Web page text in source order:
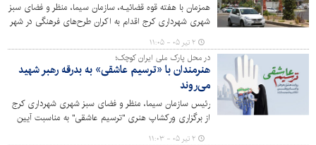
همزمان با هفته قوه قضائیـه، سازمان سیما، منظر و فضای سبز
شهری شهرداری کرج اقدام به اکران طرح‌های فرهنگی در شهر
کرج کرده است.
۲ تیر ۰۵ - ۱۱:۰۵
در محل پارک ملی ایران کوچک؛
هنرمندان با «ترسیم عاشقی» به بدرقه رهبر شهید
می‌روند
رئیس سازمان سیما، منظر و فضای سبز شهری شهرداری کرج
از برگزاری ورکشاپ هنری "ترسیم عاشقی" به مناسبت آیین
بدرقه و تشییع رهبر شهید انقلاب اسلامی در کرج خبر داد.
۲ تیر ۰۵ - ۱۱:۰۳